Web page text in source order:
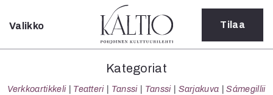
Sulje
Kategoriat
Verkkoartikkeli
Valikko Tilaa
Kategoriat
Verkkoartikkeli Teatteri Tanssi Tanssi Sarjakuva
Sámegillii